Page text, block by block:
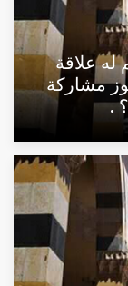
له علاقة
مشاركة
.